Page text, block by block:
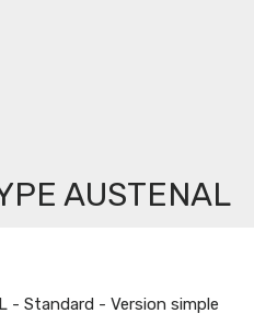
AUSTENAL
- Standard - Version simple